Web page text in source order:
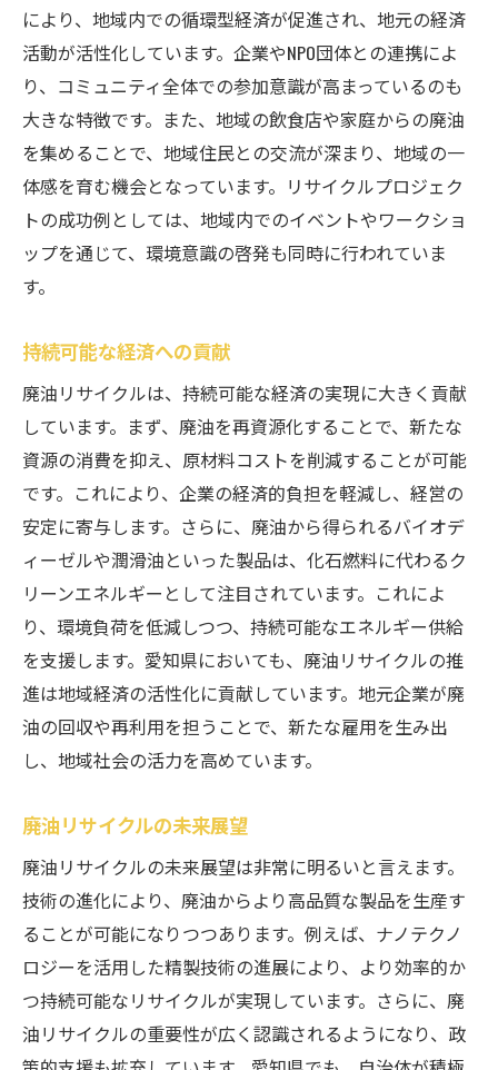
により、地域内での循環型経済が促進され、地元の経済
活動が活性化しています。企業やNPO団体との連携によ
り、コミュニティ全体での参加意識が高まっているのも
大きな特徴です。また、地域の飲食店や家庭からの廃油
を集めることで、地域住民との交流が深まり、地域の一
体感を育む機会となっています。リサイクルプロジェク
トの成功例としては、地域内でのイベントやワークショ
ップを通じて、環境意識の啓発も同時に行われていま
す。
持続可能な経済への貢献
廃油リサイクルは、持続可能な経済の実現に大きく貢献
しています。まず、廃油を再資源化することで、新たな
資源の消費を抑え、原材料コストを削減することが可能
です。これにより、企業の経済的負担を軽減し、経営の
安定に寄与します。さらに、廃油から得られるバイオデ
ィーゼルや潤滑油といった製品は、化石燃料に代わるク
リーンエネルギーとして注目されています。これによ
り、環境負荷を低減しつつ、持続可能なエネルギー供給
を支援します。愛知県においても、廃油リサイクルの推
進は地域経済の活性化に貢献しています。地元企業が廃
油の回収や再利用を担うことで、新たな雇用を生み出
し、地域社会の活力を高めています。
廃油リサイクルの未来展望
廃油リサイクルの未来展望は非常に明るいと言えます。
技術の進化により、廃油からより高品質な製品を生産す
ることが可能になりつつあります。例えば、ナノテクノ
ロジーを活用した精製技術の進展により、より効率的か
つ持続可能なリサイクルが実現しています。さらに、廃
油リサイクルの重要性が広く認識されるようになり、政